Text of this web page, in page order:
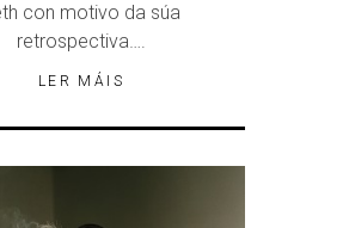
con motivo da súa
retrospectiva….
LER MÁIS